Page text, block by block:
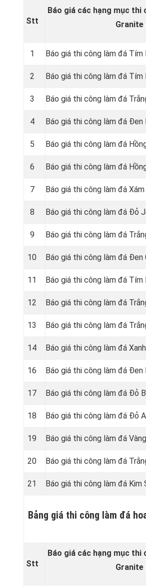
Stt
Báo giá các hạng mục thi
Granite
1 Báo giá thi công làm đá Tím
2 Báo giá thi công làm đá Tím
3 Báo giá thi công làm đá
4 Báo giá thi công làm đá Đen
5 Báo giá thi công làm đá
6 Báo giá thi công làm đá
7 Báo giá thi công làm đá
8 Báo giá thi công làm đá Đỏ
9 Báo giá thi công làm đá
10 Báo giá thi công làm đá Đen
11 Báo giá thi công làm đá Tím
12 Báo giá thi công làm đá
13 Báo giá thi công làm đá
14 Báo giá thi công làm đá
16 Báo giá thi công làm đá Đen
17 Báo giá thi công làm đá Đỏ
18 Báo giá thi công làm đá Đỏ
19 Báo giá thi công làm đá
20 Báo giá thi công làm đá
21 Báo giá thi công làm đá Kim
Bảng giá thi công làm đá
Stt
Báo giá các hạng mục thi
Granite